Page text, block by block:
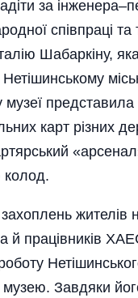
за
співпраці та
Шабаркіну,
музеї
карт різних
жителів
й працівників
музею. Завдяки